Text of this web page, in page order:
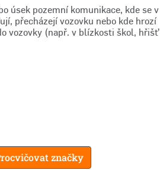
úsek pozemní komunikace, kde se v
přecházejí vozovku nebo kde hrozí
vozovky (např. v blízkosti škol, hřišť
značky